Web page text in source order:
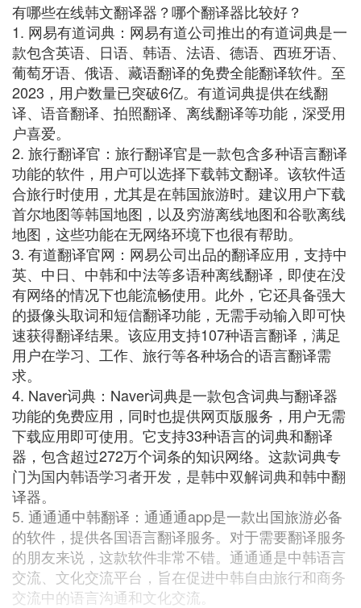
有哪些在线韩文翻译器？哪个翻译器比较好？
1. 网易有道词典：网易有道公司推出的有道词典是一
款包含英语、日语、韩语、法语、德语、西班牙语、
葡萄牙语、俄语、藏语翻译的免费全能翻译软件。至
2023，用户数量已突破6亿。有道词典提供在线翻
译、语音翻译、拍照翻译、离线翻译等功能，深受用
户喜爱。
2. 旅行翻译官：旅行翻译官是一款包含多种语言翻译
功能的软件，用户可以选择下载韩文翻译。该软件适
合旅行时使用，尤其是在韩国旅游时。建议用户下载
首尔地图等韩国地图，以及穷游离线地图和谷歌离线
地图，这些功能在无网络环境下也很有帮助。
3. 有道翻译官网：网易公司出品的翻译应用，支持中
英、中日、中韩和中法等多语种离线翻译，即使在没
有网络的情况下也能流畅使用。此外，它还具备强大
的摄像头取词和短信翻译功能，无需手动输入即可快
速获得翻译结果。该应用支持107种语言翻译，满足
用户在学习、工作、旅行等各种场合的语言翻译需
求。
4. Naver词典：Naver词典是一款包含词典与翻译器
功能的免费应用，同时也提供网页版服务，用户无需
下载应用即可使用。它支持33种语言的词典和翻译
器，包含超过272万个词条的知识网络。这款词典专
门为国内韩语学习者开发，是韩中双解词典和韩中翻
译器。
5. 通通通中韩翻译：通通通app是一款出国旅游必备
的软件，提供各国语言翻译服务。对于需要翻译服务
的朋友来说，这款软件非常不错。通通通是中韩语言
交流、文化交流平台，旨在促进中韩自由旅行和商务
交流中的语言沟通和文化交流。